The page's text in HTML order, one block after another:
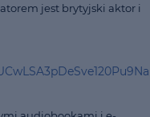
jest brytyjski aktor i